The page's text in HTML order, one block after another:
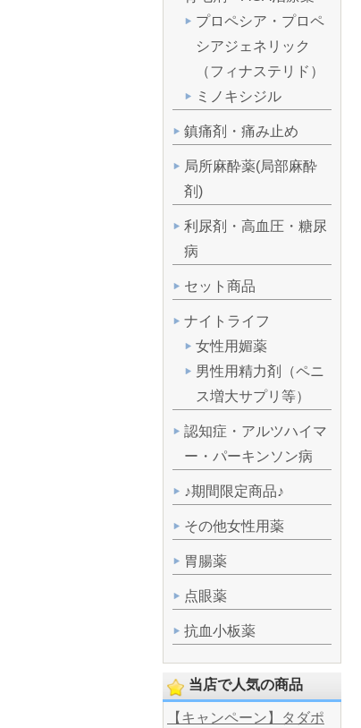
プロペシア・プロペ
シアジェネリック
（フィナステリド）
ミノキシジル
鎮痛剤・痛み止め
局所麻酔薬(局部麻酔
剤)
利尿剤・高血圧・糖尿
病
セット商品
ナイトライフ
女性用媚薬
男性用精力剤（ペニ
ス増大サプリ等）
認知症・アルツハイマ
ー・パーキンソン病
♪期間限定商品♪
その他女性用薬
胃腸薬
点眼薬
抗血小板薬
当店で人気の商品
【キャンペーン】タダポ